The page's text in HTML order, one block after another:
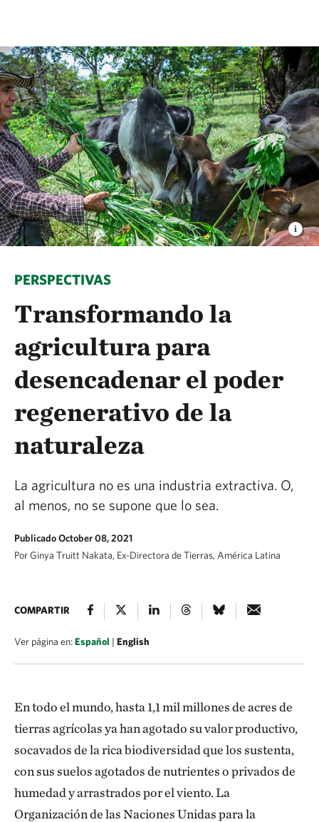
PERSPECTIVAS
Transformando la
agricultura para
desencadenar el poder
regenerativo de la
naturaleza
La agricultura no es una industria extractiva. O,
al menos, no se supone que lo sea.
Publicado October 08, 2021
Por Ginya Truitt Nakata, Ex-Directora de Tierras, América Latina
COMPARTIR
Ver página en:Español | English
En todo el mundo, hasta 1,1 mil millones de acres de
tierras agrícolas ya han agotado su valor productivo,
socavados de la rica biodiversidad que los sustenta,
con sus suelos agotados de nutrientes o privados de
humedad y arrastrados por el viento. La
Organización de las Naciones Unidas para la